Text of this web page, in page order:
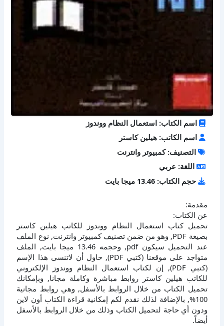
اسم الكتاب: استعمال النظام ووندوز
اسم الكاتب: هيلين كاستر
التصنيف: كمبيوتر وانترنت
اللغة: عربي
حجم الكتاب: 13.46 ميجا بايت
مقدمة:
عن الكتاب:
تحميل كتاب استعمال النظام ووندوز للكاتب هيلين كاستر
بصيغة PDF, وهو من ضمن تصنيف كمبيوتر وانترنت, نوع الملف
عند التحميل سيكون pdf, وحجمه 13.46 ميجا بايت, الملف
متواجد على موقعنا (كتبي PDF), حاول أن لاتنسى هذا الإسم
(كتبي PDF), إن لكتاب استعمال النظام ووندوز الإلكتروني
للكاتب هيلين كاستر روابط مباشرة وكاملة مجانا, وبإمكانك
تحميل الكتاب من خلال الروابط بالأسفل, وهي روابط مجانية
100%, بالإضافة لذلك نقدم لكم إمكانية قراءة الكتاب أون لاين
ودون أي حاجة لتحميل الكتاب وذلك من خلال الروابط بالأسفل
أيضاً.